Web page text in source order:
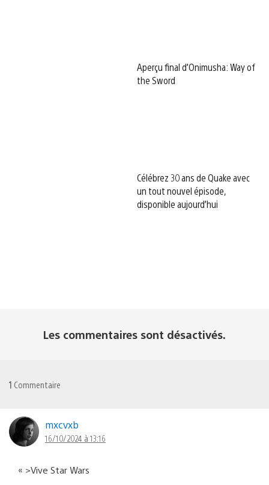
Aperçu final d’Onimusha: Way of
the Sword
Célébrez 30 ans de Quake avec
un tout nouvel épisode,
disponible aujourd’hui
Les commentaires sont désactivés.
1 Commentaire
mxcvxb
16/10/2024 à 13:16
« >Vive Star Wars